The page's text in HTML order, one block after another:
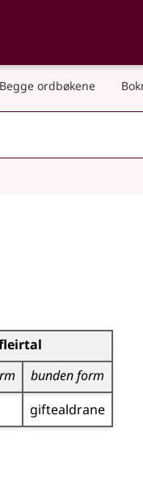
og
Begge ordbøkene
bunden form
giftealdrane